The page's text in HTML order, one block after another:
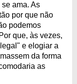
ama. As
por que não
podemos
que, às vezes,
e elogiar a
da forma
as